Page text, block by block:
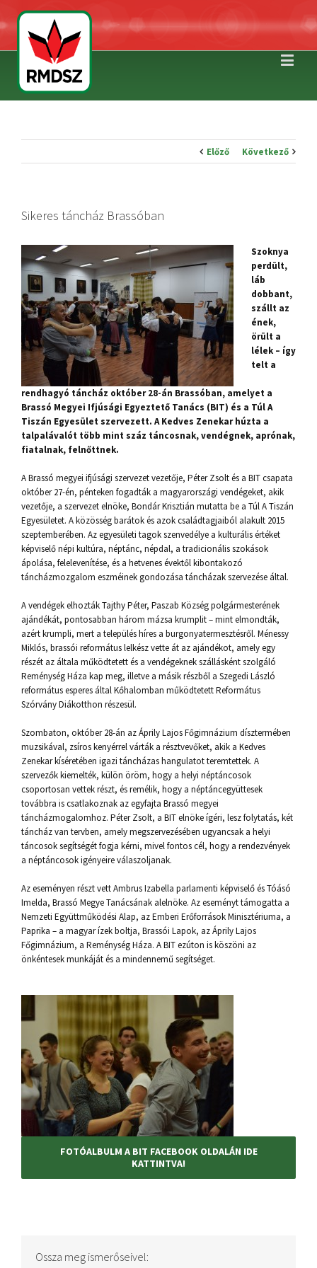
Előző Következő
Sikeres táncház Brassóban
Szoknya
perdült,
láb
dobbant,
szállt az
ének,
örült a
lélek – így
telt a
rendhagyó táncház október 28-án Brassóban, amelyet a
Brassó Megyei Ifjúsági Egyeztető Tanács (BIT) és a Túl A
Tiszán Egyesület szervezett. A Kedves Zenekar húzta a
talpalávalót több mint száz táncosnak, vendégnek, aprónak,
fiatalnak, felnőttnek.
A Brassó megyei ifjúsági szervezet vezetője, Péter Zsolt és a BIT csapata
október 27-én, pénteken fogadták a magyarországi vendégeket, akik
vezetője, a szervezet elnöke, Bondár Krisztián mutatta be a Túl A Tiszán
Egyesületet. A közösség barátok és azok családtagjaiból alakult 2015
szeptemberében. Az egyesületi tagok szenvedélye a kulturális értéket
képviselő népi kultúra, néptánc, népdal, a tradicionális szokások
ápolása, felelevenítése, és a hetvenes évektől kibontakozó
táncházmozgalom eszméinek gondozása táncházak szervezése által.
A vendégek elhozták Tajthy Péter, Paszab Község polgármesterének
ajándékát, pontosabban három mázsa krumplit – mint elmondták,
azért krumpli, mert a település híres a burgonyatermesztésről. Ménessy
Miklós, brassói református lelkész vette át az ajándékot, amely egy
részét az általa működtetett és a vendégeknek szállásként szolgáló
Reménység Háza kap meg, illetve a másik részből a Szegedi László
református esperes által Kőhalomban működtetett Református
Szórvány Diákotthon részesül.
Szombaton, október 28-án az Áprily Lajos Főgimnázium dísztermében
muzsikával, zsíros kenyérrel várták a résztvevőket, akik a Kedves
Zenekar kíséretében igazi táncházas hangulatot teremtettek. A
szervezők kiemelték, külön öröm, hogy a helyi néptáncosok
csoportosan vettek részt, és remélik, hogy a néptáncegyüttesek
továbbra is csatlakoznak az egyfajta Brassó megyei
táncházmogalomhoz. Péter Zsolt, a BIT elnöke ígéri, lesz folytatás, két
táncház van tervben, amely megszervezésében ugyancsak a helyi
táncosok segítségét fogja kérni, mivel fontos cél, hogy a rendezvények
a néptáncosok igényeire válaszoljanak.
Az eseményen részt vett Ambrus Izabella parlamenti képviselő és Tóásó
Imelda, Brassó Megye Tanácsának alelnöke. Az eseményt támogatta a
Nemzeti Együttműködési Alap, az Emberi Erőforrások Minisztériuma, a
Paprika – a magyar ízek boltja, Brassói Lapok, az Áprily Lajos
Főgimnázium, a Reménység Háza. A BIT ezúton is köszöni az
önkéntesek munkáját és a mindennemű segítséget.
FOTÓALBULM A BIT FACEBOOK OLDALÁN IDE
KATTINTVA!
Ossza meg ismerőseivel: